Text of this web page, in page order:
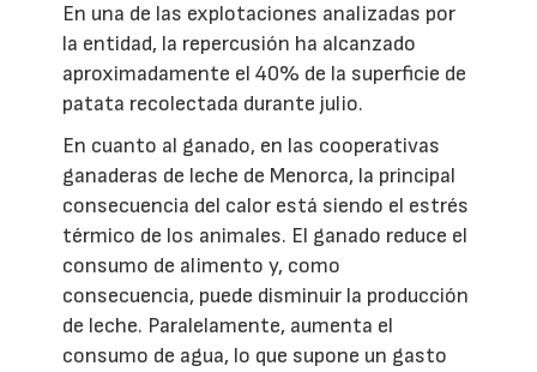
En una de las explotaciones analizadas por
la entidad, la repercusión ha alcanzado
aproximadamente el 40% de la superficie de
patata recolectada durante julio.
En cuanto al ganado, en las cooperativas
ganaderas de leche de Menorca, la principal
consecuencia del calor está siendo el estrés
térmico de los animales. El ganado reduce el
consumo de alimento y, como
consecuencia, puede disminuir la producción
de leche. Paralelamente, aumenta el
consumo de agua, lo que supone un gasto